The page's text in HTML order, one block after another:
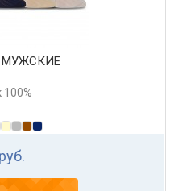
МУЖСКИЕ
100%